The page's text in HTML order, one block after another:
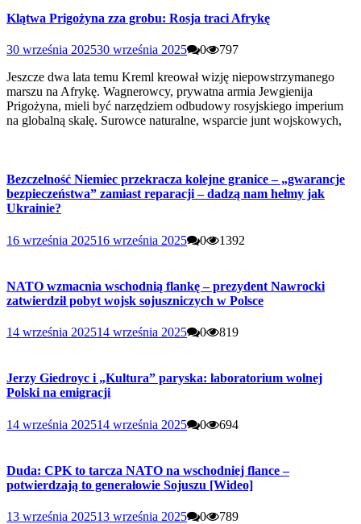
Klątwa Prigożyna zza grobu: Rosja traci Afrykę
30 września 202530 września 2025 0
797
Jeszcze dwa lata temu Kreml kreował wizję niepowstrzymanego
marszu na Afrykę. Wagnerowcy, prywatna armia Jewgienija
Prigożyna, mieli być narzędziem odbudowy rosyjskiego imperium
na globalną skalę. Surowce naturalne, wsparcie junt wojskowych,
Bezczelność Niemiec przekracza kolejne granice – „gwarancje
bezpieczeństwa” zamiast reparacji – dadzą nam hełmy jak
Ukrainie?
16 września 202516 września 2025 0 1392
NATO wzmacnia wschodnią flankę – prezydent Nawrocki
zatwierdził pobyt wojsk sojuszniczych w Polsce
14 września 202514 września 2025 0 819
Jerzy Giedroyc i „Kultura” paryska: laboratorium wolnej
Polski na emigracji
14 września 202514 września 2025 0 694
Duda: CPK to tarcza NATO na wschodniej flance –
potwierdzają to generałowie Sojuszu [Wideo]
13 września 202513 września 2025 0 789